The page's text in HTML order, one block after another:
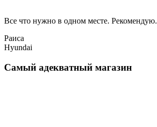
Все что нужно в одном месте. Рекомендую.
Раиса
Hyundai
Самый адекватный магазин